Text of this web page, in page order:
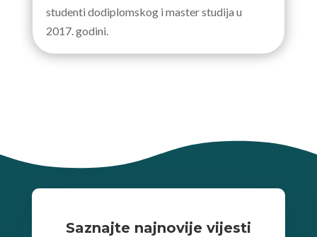
studenti dodiplomskog i master studija u
2017. godini.
Saznajte najnovije vijesti